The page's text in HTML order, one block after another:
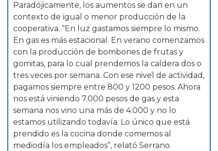
Paradójicamente, los aumentos se dan en un
contexto de igual o menor producción de la
cooperativa. “En luz gastamos siempre lo mismo.
En gas es más estacional. En verano comenzamos
con la producción de bombones de frutas y
gomitas, para lo cual prendemos la caldera dos o
tres veces por semana. Con ese nivel de actividad,
pagamos siempre entre 800 y 1200 pesos. Ahora
nos está viniendo 7.000 pesos de gas y esta
semana nos vino una más de 4.000 y no lo
estamos utilizando todavía. Lo único que está
prendido es la cocina donde comemos al
mediodía los empleados”, relató Serrano.